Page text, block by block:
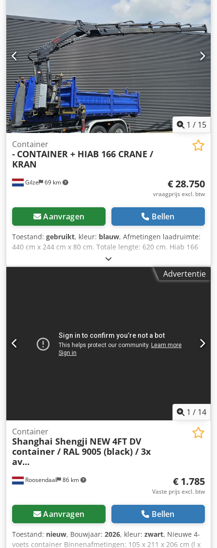
1 / 15
Gilze 69 km
Container
- CONTAINER + HIAB 166 CRANE /
KRAN
€ 28.750
vraagprijs excl. btw
Aanvragen Bellen
Toestand: gebruikt, kleur: blauw, Afmetingen laadruimte:
440 cm x 244 cm x 80 cm. Totale lengte: 620 cm. Hiab 166
E-3 DUO 2 x stabilisatorpoot. 3 x hydraulische uitschuif. 5e
+ 6e functie (rotator-grafiek) Dwjdew Ibf Aepfx Achja =
Verdere informatie = Kraan: Hiab Type: CONTAINER + HIAB
geen rechten worden ontleend.
Advertentie
1 / 14
Roosendaal 86 km
Container
Shanghai Shengji NEW 4FT DV
container / RAL 9005 (black) / 3x
av...
€ 1.785
Vaste prijs excl. btw
Aanvragen Bellen
Toestand: nieuw, Bouwjaar: 2026, kleur: zwart, Nieuwe 4-
voets container Binnenafmetingen: 105 x 211 x 206 cm (l x